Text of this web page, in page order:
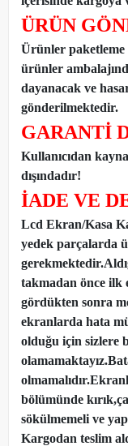
ÜRÜN
Ürünler paketleme
ürünler
dayanacak ve
gönderilmektedir.
GARANTİ
Kullanıcıdan
dışındadır!
İADE VE
Lcd Ekran/Kasa
yedek parçalarda
takmadan önce ilk
gördükten sonra
ekranlarda hata
olduğu için sizlere
bölümünde
sökülmemeli ve
Kargodan teslim